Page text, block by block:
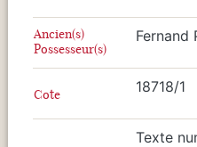
Ancien(s)
Possesseur(s)
Fernand
Cote 18718/1
Texte